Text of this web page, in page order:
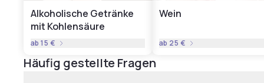
Alkoholische Getränke
mit Kohlensäure
ab15 €
Wein
ab 25 €
Häufig gestellte Fragen